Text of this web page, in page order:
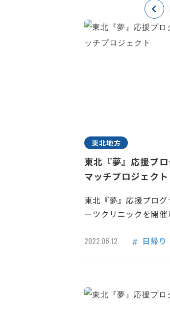
東北地方
東北『夢』応援プ
マッチプロジェクト
東北『夢』応援プログ
ーツクリニックを開催
2022.06.12 日帰り